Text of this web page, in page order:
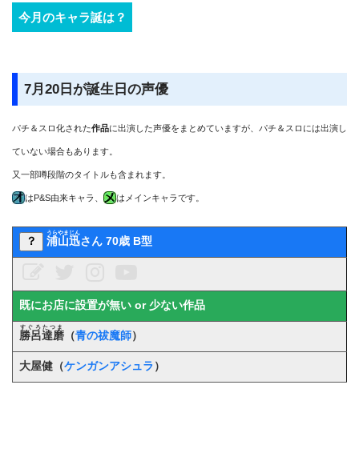
今月のキャラ誕は？
7月20日が誕生日の声優
パチ＆スロ化された作品に出演した声優をまとめていますが、パチ＆スロには出演し
ていない場合もあります。
又一部噂段階のタイトルも含まれます。
はP&S由来キャラ、 はメインキャラです。
？ 浦山迅
うらやまじん
さん 70歳 B型
既にお店に設置が無い or 少ない作品
勝呂達磨
すぐろたつま
（青の祓魔師）
大屋健（ケンガンアシュラ ）